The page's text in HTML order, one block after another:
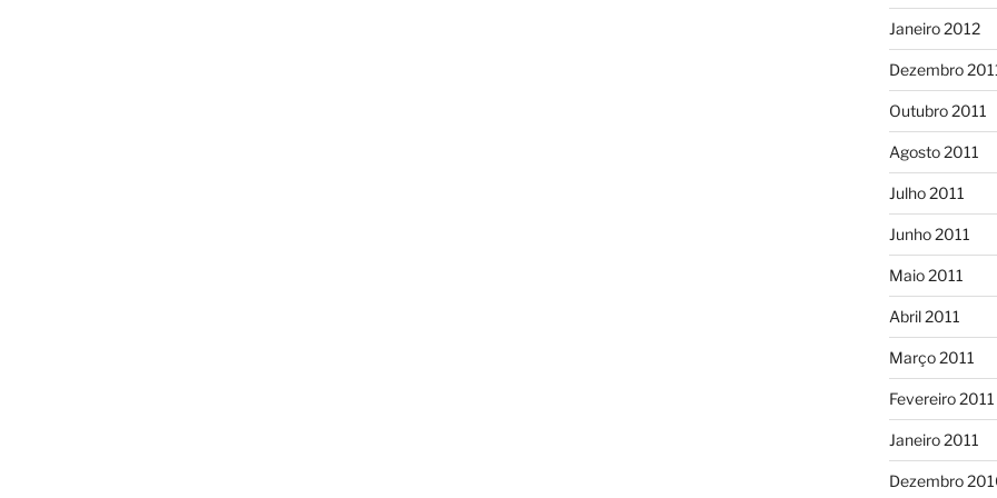
Janeiro 2012
Dezembro
Outubro 2011
Agosto 2011
Julho 2011
Junho 2011
Maio 2011
Abril 2011
Março 2011
Fevereiro 2011
Janeiro 2011
Dezembro